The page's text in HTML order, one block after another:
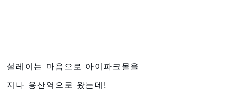
설레이는 마음으로 아이파크몰을
지나 용산역으로 왔는데!